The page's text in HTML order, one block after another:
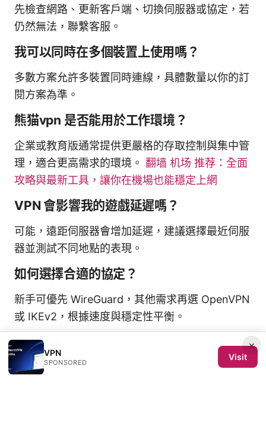
先檢查網路、更新客戶端、切換伺服器或協定，若
仍然無法，聯繫客服。
我可以同時在多個裝置上使用嗎？
多數方案允許多裝置同時連線，具體數量以你的訂
閱方案為準。
熊猫vpn 是否能用於工作環境？
企業或教育版通常提供更嚴格的存取控制與集中管
理，適合更高需求的環境。 翻墙 机场 推荐：全面
攻略與最新工具，讓你在機場也能穩定上網
VPN 會影響我的遊戲延遲嗎？
可能，遠距伺服器會增加延遲，建議選擇最近伺服
器並測試不同地點的表現。
如何選擇合適的協定？
新手可優先 WireGuard，其他需求再選 OpenVPN
或 IKEv2，根據速度與穩定性平衡。
Sources:
Trouble with Polymarket Using a VPN Here’s
×
VPN
SPONSORED
Visit